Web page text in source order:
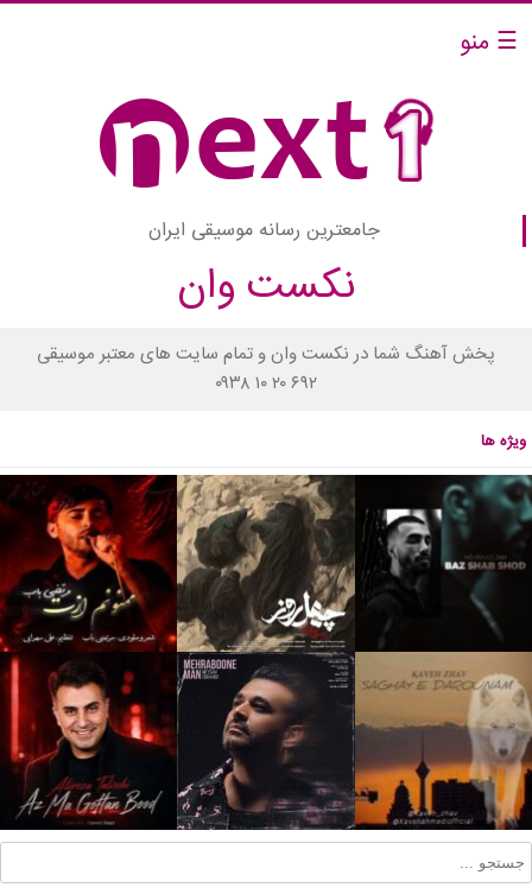
☰ منو
جامعترین رسانه موسیقی ایران
نکست وان
پخش آهنگ شما در نکست وان و تمام سایت های معتبر موسیقی
۰۹۳۸ ۱۰ ۲۰ ۶۹۲
ویژه ها